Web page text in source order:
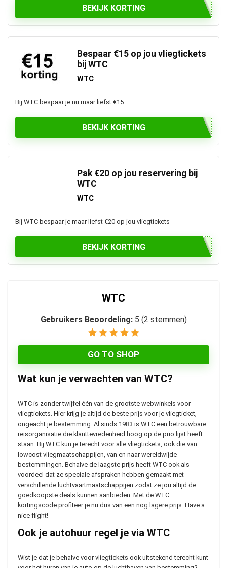
BEKIJK KORTING
Bespaar €15 op jou vliegtickets
bij WTC
WTC
Bij WTC bespaar je nu maar liefst €15
BEKIJK KORTING
Pak €20 op jou reservering bij
WTC
WTC
Bij WTC bespaar je maar liefst €20 op jou vliegtickets
BEKIJK KORTING
WTC
Gebruikers Beoordeling: 5 (2 stemmen)
GO TO SHOP
Wat kun je verwachten van WTC?
WTC is zonder twijfel één van de grootste webwinkels voor
vliegtickets. Hier krijg je altijd de beste prijs voor je vliegticket,
ongeacht je bestemming. Al sinds 1983 is WTC een betrouwbare
reisorganisatie die klanttevredenheid hoog op de prio lijst heeft
staan. Bij WTC kun je terecht voor alle vliegtickets, ook die van
lowcost vliegmaatschappijen, van en naar wereldwijde
bestemmingen. Behalve de laagste prijs heeft WTC ook als
voordeel dat ze speciale afspraken hebben gemaakt met
verschillende luchtvaartmaatschappijen zodat ze jou altijd de
goedkoopste deals kunnen aanbieden. Met de WTC
kortingscode profiteer je nu dus van een nog lagere prijs. Have a
nice flight!
Ook je autohuur regel je via WTC
Wist je dat je behalve voor vliegtickets ook uitstekend terecht kunt